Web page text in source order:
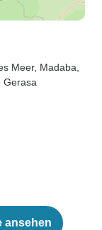
Meer, Madaba
, Gerasa
ansehen